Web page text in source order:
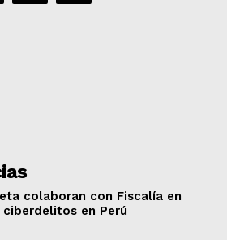
colaboran con Fiscalía en
en Perú